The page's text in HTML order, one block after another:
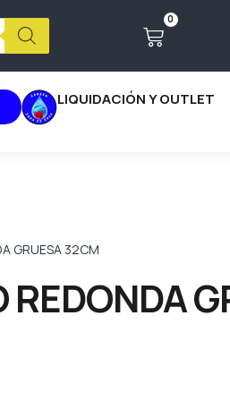
0
LIQUIDACIÓN Y OUTLET
GRUESA 32CM